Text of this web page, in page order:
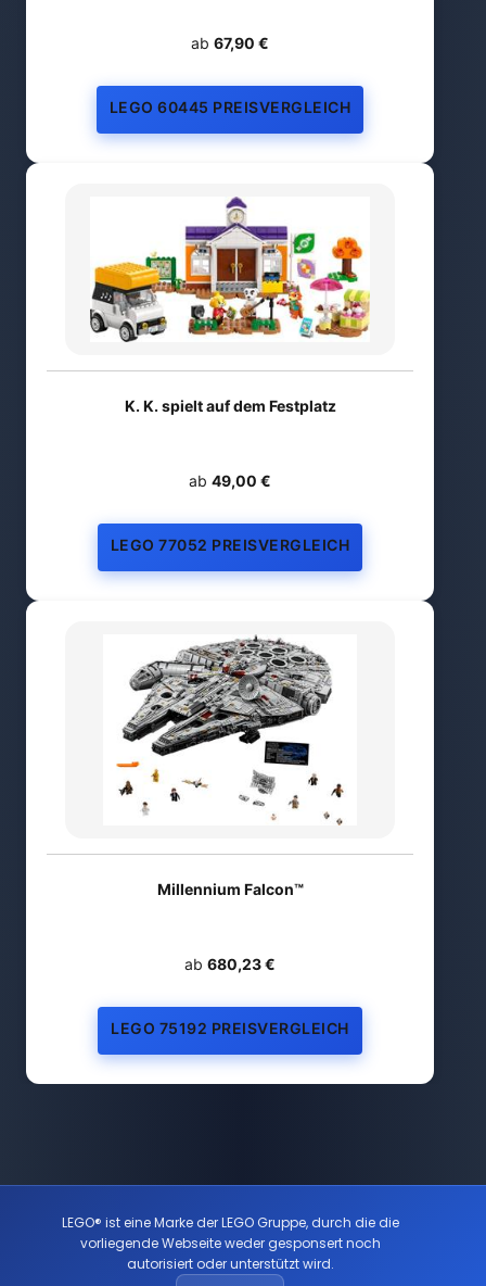
ab 67,90 €
LEGO 60445 PREISVERGLEICH
K. K. spielt auf dem Festplatz
ab 49,00 €
LEGO 77052 PREISVERGLEICH
Millennium Falcon™
ab 680,23 €
LEGO 75192 PREISVERGLEICH
LEGO® ist eine Marke der LEGO Gruppe, durch die die
vorliegende Webseite weder gesponsert noch
autorisiert oder unterstützt wird.